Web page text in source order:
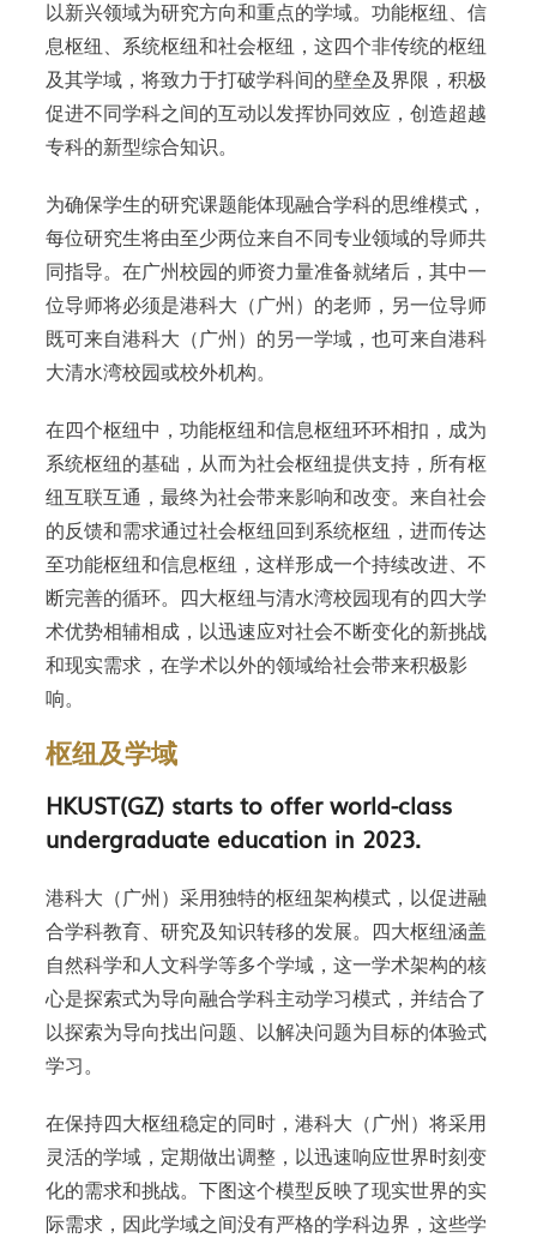
以新兴领域为研究方向和重点的学域。功能枢纽、信
息枢纽、系统枢纽和社会枢纽，这四个非传统的枢纽
及其学域，将致力于打破学科间的壁垒及界限，积极
促进不同学科之间的互动以发挥协同效应，创造超越
专科的新型综合知识。
为确保学生的研究课题能体现融合学科的思维模式，
每位研究生将由至少两位来自不同专业领域的导师共
同指导。在广州校园的师资力量准备就绪后，其中一
位导师将必须是港科大（广州）的老师，另一位导师
既可来自港科大（广州）的另一学域，也可来自港科
大清水湾校园或校外机构。
在四个枢纽中，功能枢纽和信息枢纽环环相扣，成为
系统枢纽的基础，从而为社会枢纽提供支持，所有枢
纽互联互通，最终为社会带来影响和改变。来自社会
的反馈和需求通过社会枢纽回到系统枢纽，进而传达
至功能枢纽和信息枢纽，这样形成一个持续改进、不
断完善的循环。四大枢纽与清水湾校园现有的四大学
术优势相辅相成，以迅速应对社会不断变化的新挑战
和现实需求，在学术以外的领域给社会带来积极影
响。
枢纽及学域
HKUST(GZ) starts to offer world-class
undergraduate education in 2023.
港科大（广州）采用独特的枢纽架构模式，以促进融
合学科教育、研究及知识转移的发展。四大枢纽涵盖
自然科学和人文科学等多个学域，这一学术架构的核
心是探索式为导向融合学科主动学习模式，并结合了
以探索为导向找出问题、以解决问题为目标的体验式
学习。
在保持四大枢纽稳定的同时，港科大（广州）将采用
灵活的学域，定期做出调整，以迅速响应世界时刻变
化的需求和挑战。下图这个模型反映了现实世界的实
际需求，因此学域之间没有严格的学科边界，这些学